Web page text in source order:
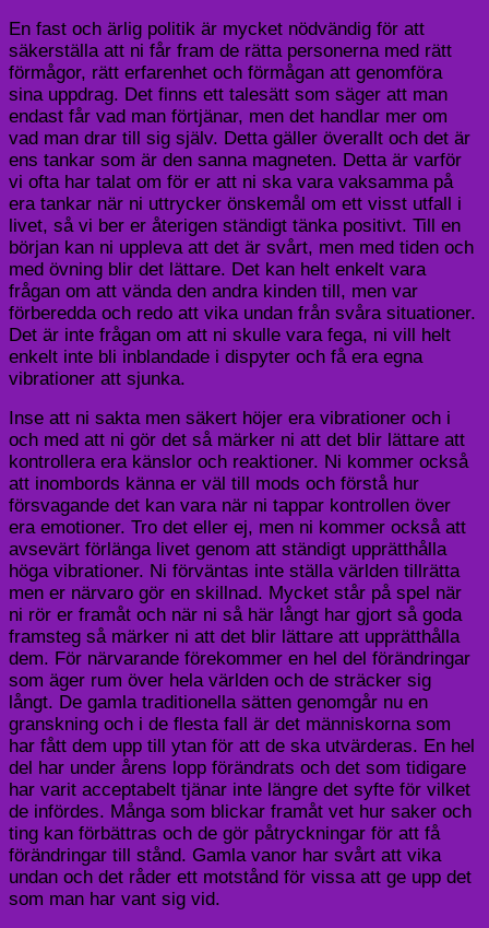
En fast och ärlig politik är mycket nödvändig för att
säkerställa att ni får fram de rätta personerna med rätt
förmågor, rätt erfarenhet och förmågan att genomföra
sina uppdrag. Det finns ett talesätt som säger att man
endast får vad man förtjänar, men det handlar mer om
vad man drar till sig själv. Detta gäller överallt och det är
ens tankar som är den sanna magneten. Detta är varför
vi ofta har talat om för er att ni ska vara vaksamma på
era tankar när ni uttrycker önskemål om ett visst utfall i
livet, så vi ber er återigen ständigt tänka positivt. Till en
början kan ni uppleva att det är svårt, men med tiden och
med övning blir det lättare. Det kan helt enkelt vara
frågan om att vända den andra kinden till, men var
förberedda och redo att vika undan från svåra situationer.
Det är inte frågan om att ni skulle vara fega, ni vill helt
enkelt inte bli inblandade i dispyter och få era egna
vibrationer att sjunka.
Inse att ni sakta men säkert höjer era vibrationer och i
och med att ni gör det så märker ni att det blir lättare att
kontrollera era känslor och reaktioner. Ni kommer också
att inombords känna er väl till mods och förstå hur
försvagande det kan vara när ni tappar kontrollen över
era emotioner. Tro det eller ej, men ni kommer också att
avsevärt förlänga livet genom att ständigt upprätthålla
höga vibrationer. Ni förväntas inte ställa världen tillrätta
men er närvaro gör en skillnad. Mycket står på spel när
ni rör er framåt och när ni så här långt har gjort så goda
framsteg så märker ni att det blir lättare att upprätthålla
dem. För närvarande förekommer en hel del förändringar
som äger rum över hela världen och de sträcker sig
långt. De gamla traditionella sätten genomgår nu en
granskning och i de flesta fall är det människorna som
har fått dem upp till ytan för att de ska utvärderas. En hel
del har under årens lopp förändrats och det som tidigare
har varit acceptabelt tjänar inte längre det syfte för vilket
de infördes. Många som blickar framåt vet hur saker och
ting kan förbättras och de gör påtryckningar för att få
förändringar till stånd. Gamla vanor har svårt att vika
undan och det råder ett motstånd för vissa att ge upp det
som man har vant sig vid.